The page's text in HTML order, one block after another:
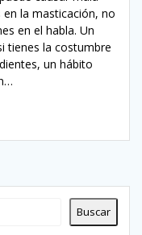
la masticación, no
en el habla. Un
tienes la costumbre
un hábito
Buscar